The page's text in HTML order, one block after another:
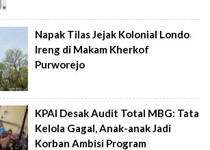
Napak Tilas Jejak Kolonial Londo
Ireng di Makam Kherkof
Purworejo
KPAI Desak Audit Total MBG: Tata
Kelola Gagal, Anak-anak Jadi
Korban Ambisi Program